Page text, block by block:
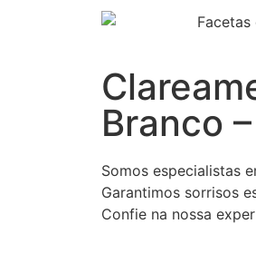
Branco
Somos especialistas
Garantimos sorrisos
Confie na nossa